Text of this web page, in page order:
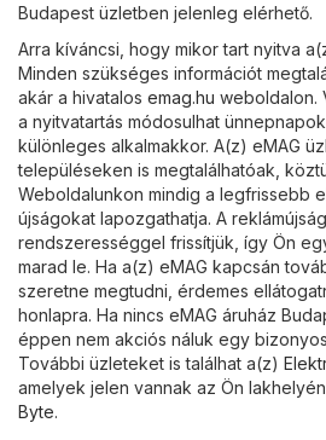
Budapest üzletben jelenleg elérhető.
Arra kíváncsi, hogy mikor tart nyitva
Minden szükséges információt
akár a hivatalos emag.hu weboldalon.
a nyitvatartás módosulhat
különleges alkalmakkor. A(z) eMAG
településeken is megtalálhatóak,
Weboldalunkon mindig a legfrissebb
újságokat lapozgathatja. A
rendszerességgel frissítjük, így Ön
marad le. Ha a(z) eMAG kapcsán
szeretne megtudni, érdemes
honlapra. Ha nincs eMAG áruház
éppen nem akciós náluk egy
További üzleteket is találhat a(z)
amelyek jelen vannak az Ön
Byte.